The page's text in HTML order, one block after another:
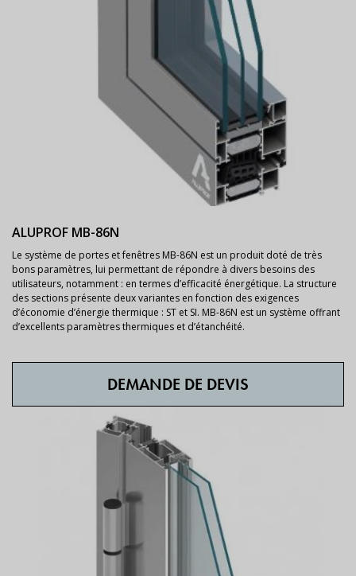
ALUPROF MB-86N
Le système de portes et fenêtres MB-86N est un produit doté de très
bons paramètres, lui permettant de répondre à divers besoins des
utilisateurs, notamment : en termes d’efficacité énergétique. La structure
des sections présente deux variantes en fonction des exigences
d’économie d’énergie thermique : ST et SI. MB-86N est un système offrant
d’excellents paramètres thermiques et d’étanchéité.
DEMANDE DE DEVIS